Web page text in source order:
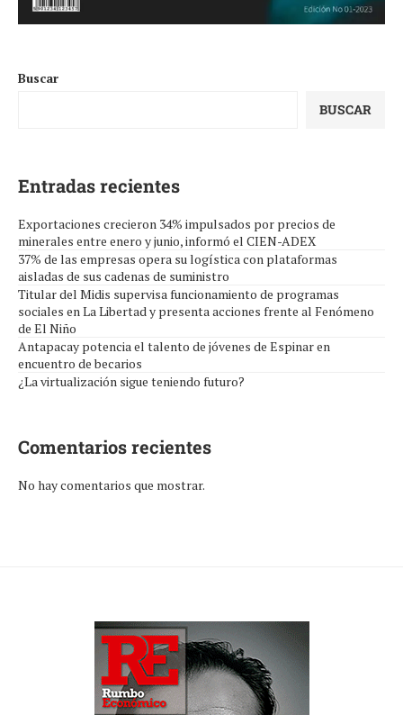
Buscar
BUSCAR
Entradas recientes
Exportaciones crecieron 34% impulsados por precios de
minerales entre enero y junio, informó el CIEN-ADEX
37% de las empresas opera su logística con plataformas
aisladas de sus cadenas de suministro
Titular del Midis supervisa funcionamiento de programas
sociales en La Libertad y presenta acciones frente al Fenómeno
de El Niño
Antapacay potencia el talento de jóvenes de Espinar en
encuentro de becarios
¿La virtualización sigue teniendo futuro?
Comentarios recientes
No hay comentarios que mostrar.